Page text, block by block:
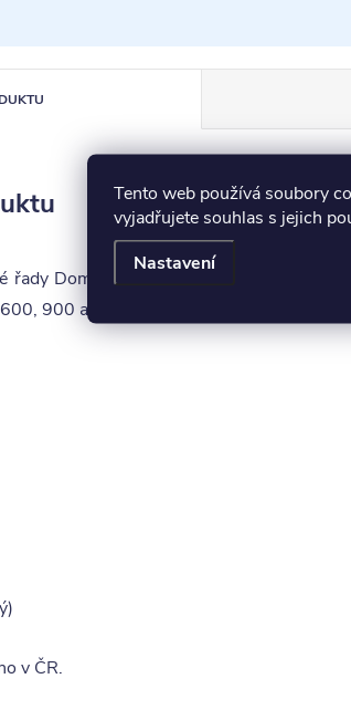
Tento web používá soubory
vyjadřujete souhlas s jejich
Nastavení
řady Domestav Klasik. Vyniká svým
900 a 1200.
v ČR.